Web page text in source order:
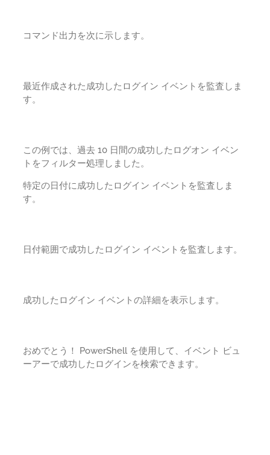
コマンド出力を次に示します。
最近作成された成功したログイン イベントを監査しま
す。
この例では、過去 10 日間の成功したログオン イベン
トをフィルター処理しました。
特定の日付に成功したログイン イベントを監査しま
す。
日付範囲で成功したログイン イベントを監査します。
成功したログイン イベントの詳細を表示します。
おめでとう！ PowerShell を使用して、イベント ビュ
ーアーで成功したログインを検索できます。